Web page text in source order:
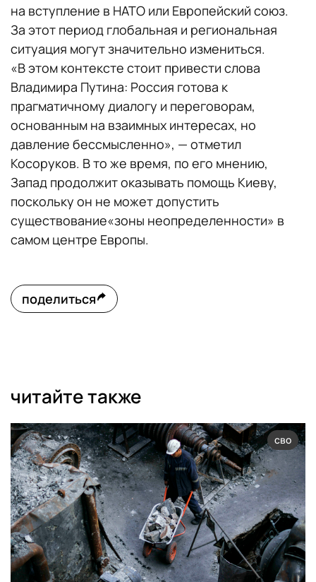
на вступление в НАТО или Европейский союз.
За этот период глобальная и региональная
ситуация могут значительно измениться.
«В этом контексте стоит привести слова
Владимира Путина: Россия готова к
прагматичному диалогу и переговорам,
основанным на взаимных интересах, но
давление бессмысленно», — отметил
Косоруков. В то же время, по его мнению,
Запад продолжит оказывать помощь Киеву,
поскольку он не может допустить
существование«зоны неопределенности» в
самом центре Европы.
поделиться
читайте также
сво